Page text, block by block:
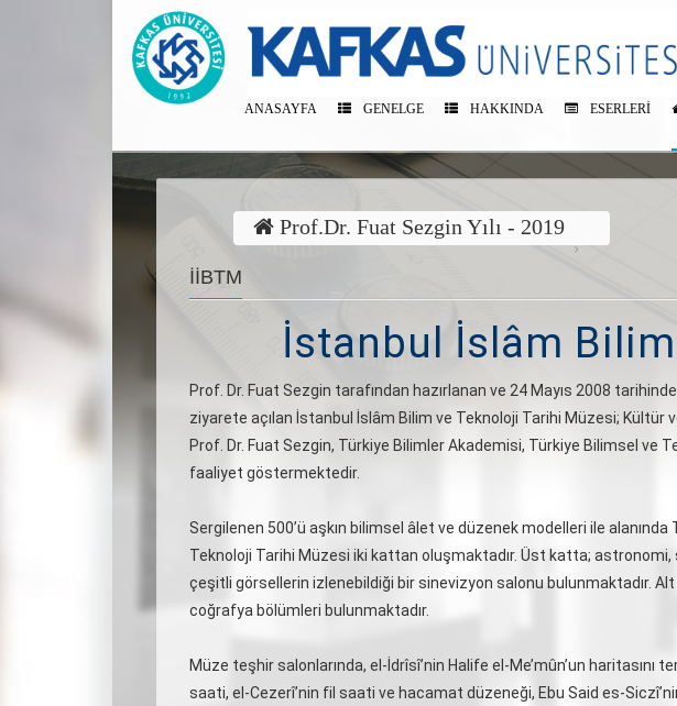
ANASAYFA GENELGE HAKKINDA ESERLERI
Prof.Dr. Fuat Sezgin Yılı - 2019
İİBTM
İstanbul İslâm
Prof. Dr. Fuat Sezgin tarafından hazırlanan ve 24 Mayıs 2008
ziyarete açılan İstanbul İslâm Bilim ve Teknoloji Tarihi Müzesi;
Prof. Dr. Fuat Sezgin, Türkiye Bilimler Akademisi, Türkiye Bilimsel ve
faaliyet göstermektedir.
Sergilenen 500’ü aşkın bilimsel âlet ve düzenek modelleri ile
Teknoloji Tarihi Müzesi iki kattan oluşmaktadır. Üst katta;
çeşitli görsellerin izlenebildiği bir sinevizyon salonu bulunmaktadır.
coğrafya bölümleri bulunmaktadır.
Müze teşhir salonlarında, el-İdrîsî’nin Halife el-Me’mûn’un haritasını
saati, el-Cezerî’nin fil saati ve hacamat düzeneği, Ebu Said es-